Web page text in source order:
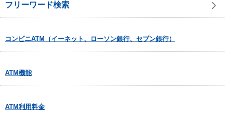
フリーワード検索
コンビニATM（イーネット、ローソン銀行、セブン銀行）
ATM機能
ATM利用料金